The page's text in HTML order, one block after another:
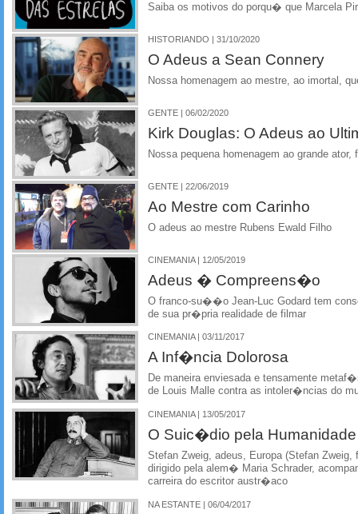
Saiba os motivos do porqu� que Marcela
HISTORIANDO | 31/10/2020
O Adeus a Sean Connery
Nossa homenagem ao mestre, ao imortal,
GENTE | 06/02/2020
Kirk Douglas: O Adeus ao
Nossa pequena homenagem ao grande ator,
GENTE | 22/06/2019
Ao Mestre com Carinho
O adeus ao mestre Rubens Ewald Filho
CINEMANIA | 12/05/2019
Adeus � Compreens�o
O franco-su��o Jean-Luc Godard tem
de sua pr�pria realidade de filmar
CINEMANIA | 03/11/2017
A Inf�ncia Dolorosa
De maneira enviesada e tensamente
de Louis Malle contra as intoler�ncias do
CINEMANIA | 13/05/2017
O Suic�dio pela Humanidade
Stefan Zweig, adeus, Europa (Stefan Zweig,
dirigido pela alem� Maria Schrader,
carreira do escritor austr�aco
NA ESTANTE | 06/04/2017